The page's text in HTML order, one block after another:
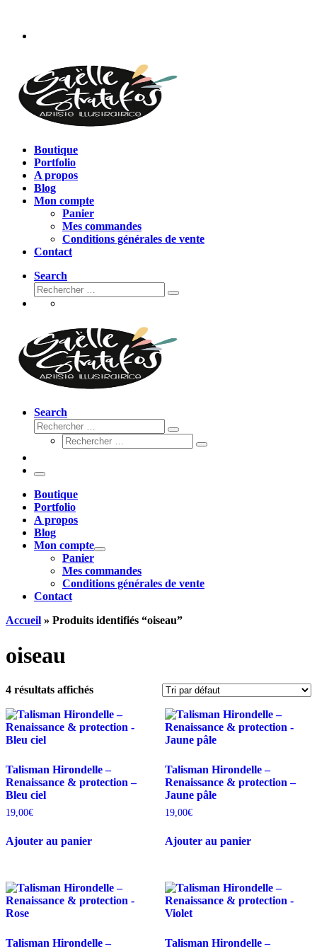
contenu
Boutique
Portfolio
A propos
Blog
Mon compte
Panier
Mes commandes
Conditions générales de vente
Contact
Search
Rechercher
Rechercher
Search
Rechercher
Rechercher
Rechercher
Rechercher
Menu
Boutique
Portfolio
A propos
Blog
Mon compte
Panier
Mes commandes
Conditions générales de vente
Contact
Accueil » Produits identifiés “oiseau”
oiseau
4 résultats affichés
Talisman Hirondelle –
Renaissance & protection –
Bleu ciel
19,00€
Ajouter au panier
Talisman Hirondelle –
Renaissance & protection –
Jaune pâle
19,00€
Ajouter au panier
Talisman Hirondelle –
Talisman Hirondelle –